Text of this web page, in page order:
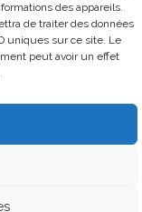
des appareils.
de traiter des données
uniques sur ce site. Le
peut avoir un effet